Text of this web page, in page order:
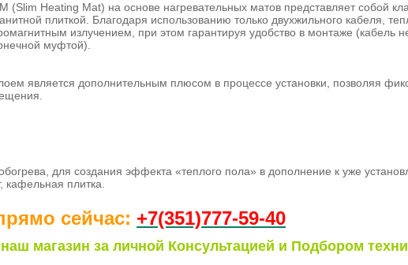
(Slim Heating Mat) на основе нагревательных матов представляет собой
плиткой. Благодаря использованию только двухжильного кабеля,
излучением, при этом гарантируя удобство в монтаже (кабель
муфтой).
является дополнительным плюсом в процессе установки, позволяя
для создания эффекта «теплого пола» в дополнение к уже
кафельная плитка.
сейчас: +7(351)777-59-40
магазин за личной Консультацией и Подбором